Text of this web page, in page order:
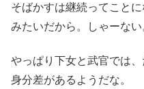
そばかすは継続ってことに
みたいだから。しゃーない
やっぱり下女と武官では、
身分差があるようだな。